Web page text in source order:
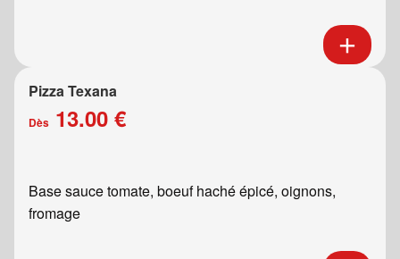
Pizza Texana
Dès 13.00 €
Base sauce tomate, boeuf haché épicé, oignons,
fromage